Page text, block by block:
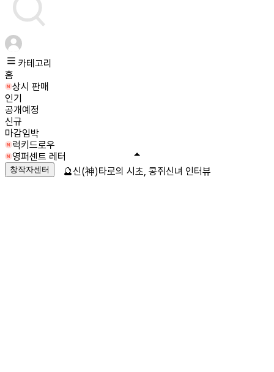
카테고리
홈
상시 판매
인기
공개예정
신규
마감임박
럭키드로우
영퍼센트 레터
창작자센터 🔮신(神)타로의 시초, 콩쥐신녀 인터뷰